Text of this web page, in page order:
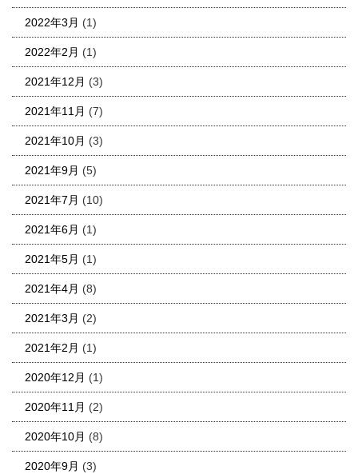
2022年3月 (1)
2022年2月 (1)
2021年12月 (3)
2021年11月 (7)
2021年10月 (3)
2021年9月 (5)
2021年7月 (10)
2021年6月 (1)
2021年5月 (1)
2021年4月 (8)
2021年3月 (2)
2021年2月 (1)
2020年12月 (1)
2020年11月 (2)
2020年10月 (8)
2020年9月 (3)